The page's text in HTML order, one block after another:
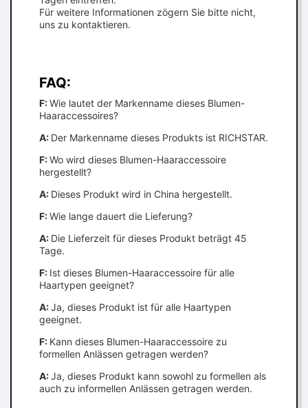
Für weitere Informationen zögern Sie bitte nicht,
uns zu kontaktieren.
FAQ:
F:Wie lautet der Markenname dieses Blumen-
Haaraccessoires?
A: Der Markenname dieses Produkts ist RICHSTAR.
F:Wo wird dieses Blumen-Haaraccessoire
hergestellt?
A: Dieses Produkt wird in China hergestellt.
F:Wie lange dauert die Lieferung?
A: Die Lieferzeit für dieses Produkt beträgt 45
Tage.
F: Ist dieses Blumen-Haaraccessoire für alle
Haartypen geeignet?
A:Ja, dieses Produkt ist für alle Haartypen
geeignet.
F: Kann dieses Blumen-Haaraccessoire zu
formellen Anlässen getragen werden?
A:Ja, dieses Produkt kann sowohl zu formellen als
auch zu informellen Anlässen getragen werden.